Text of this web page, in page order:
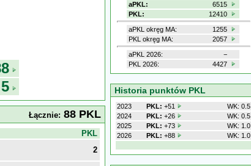
5
Łącznie: 88 PKL
PKL
2
aPKL:
6515
PKL:
12410
aPKL okręg MA:
1255
PKL okręg MA:
2057
aPKL 2026:
−
PKL 2026:
4427
Historia punktów PKL
2023 PKL: +51
WK: 0.5
2024
PKL: +26
WK: 0.5
2025
PKL: +73
WK: 1.0
2026
PKL: +88 WK: 1.0